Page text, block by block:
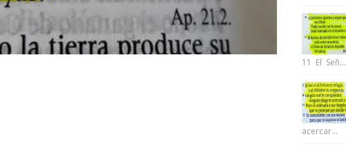
11 El Señ...
acercar...